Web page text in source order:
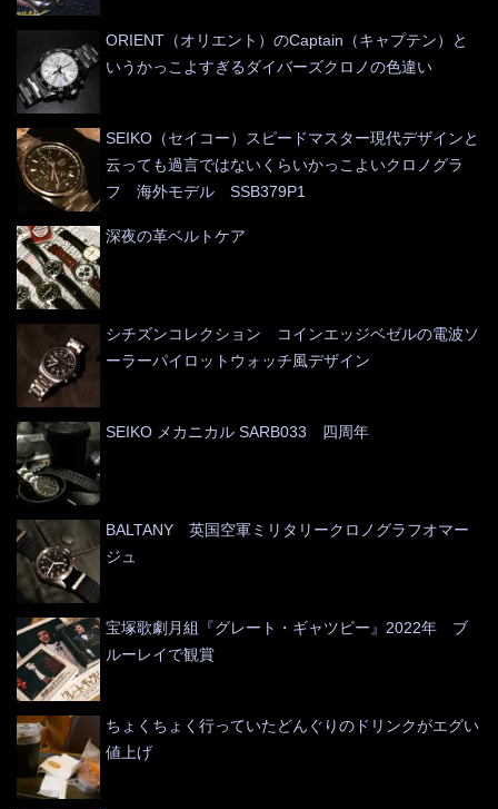
ORIENT（オリエント）のCaptain（キャプテン）と
いうかっこよすぎるダイバーズクロノの色違い
SEIKO（セイコー）スピードマスター現代デザインと
云っても過言ではないくらいかっこよいクロノグラ
フ 海外モデル SSB379P1
深夜の革ベルトケア
シチズンコレクション コインエッジベゼルの電波ソ
ーラーパイロットウォッチ風デザイン
SEIKO メカニカル SARB033 四周年
BALTANY 英国空軍ミリタリークロノグラフオマー
ジュ
宝塚歌劇月組『グレート・ギャツビー』2022年 ブ
ルーレイで観賞
ちょくちょく行っていたどんぐりのドリンクがエグい
値上げ